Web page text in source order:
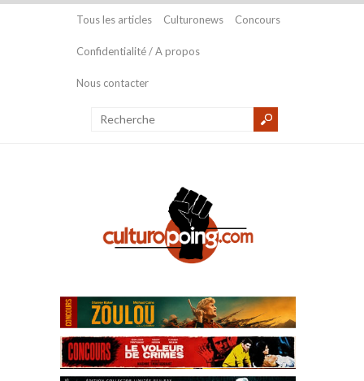
Tous les articles Culturonews Concours
Confidentialité / A propos
Nous contacter